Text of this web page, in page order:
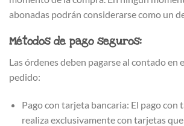
abonadas podrán considerarse como un
Métodos de pago seguros:
Las órdenes deben pagarse al contado en
pedido:
Pago con tarjeta bancaria: El pago con
realiza exclusivamente con tarjetas